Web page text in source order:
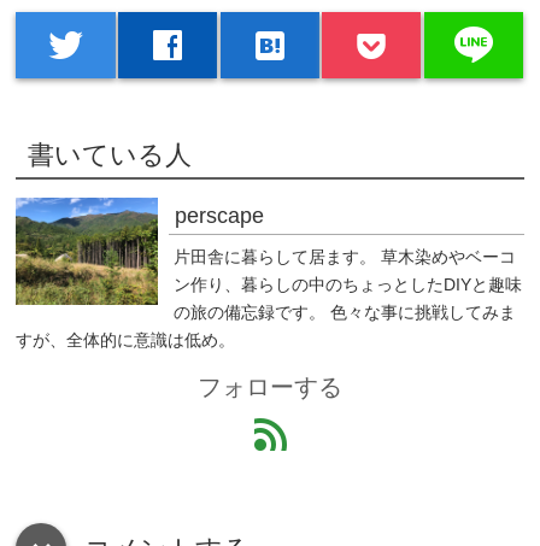
twitter facebook hatenabookmark line
書いている人
perscape
片田舎に暮らして居ます。 草木染めやベーコ
ン作り、暮らしの中のちょっとしたDIYと趣味
の旅の備忘録です。 色々な事に挑戦してみま
すが、全体的に意識は低め。
フォローする
feed